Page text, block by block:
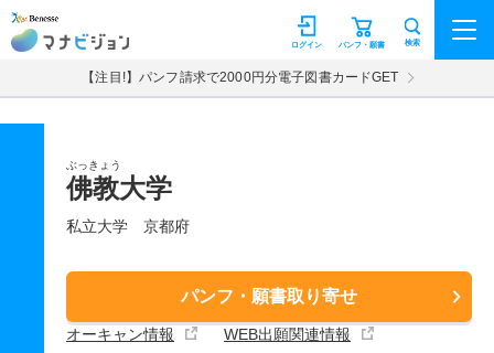
マナビジョン パンフ・願書
ログイン 検索
【注目!】パンフ請求で2000円分電子図書カードGET
ぶっきょう
佛教大学
私立大学 京都府
パンフ・願書取り寄せ
オーキャン情報 WEB出願関連情報